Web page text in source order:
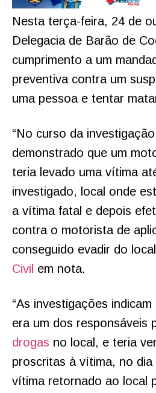
Nesta terça-feira, 24 de
Delegacia de Barão de
cumprimento a um
preventiva contra um
uma pessoa e tentar
“No curso da
demonstrado que um
teria levado uma vítima
investigado, local onde
a vítima fatal e depois
contra o motorista de
conseguido evadir do
Civil em nota.
“As investigações
era um dos responsáveis
drogas no local, e teria
proscritas à vítima, no
vítima retornado ao local